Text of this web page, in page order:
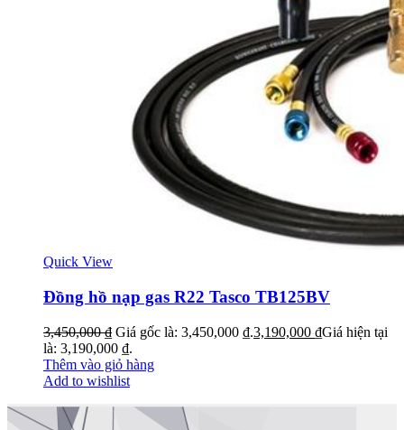
Quick View
Đồng hồ nạp gas R22 Tasco TB125BV
3,450,000₫ Giá gốc là: 3,450,000 ₫.3,190,000 ₫Giá hiện tại
là: 3,190,000 ₫.
Thêm vào giỏ hàng
Add to wishlist